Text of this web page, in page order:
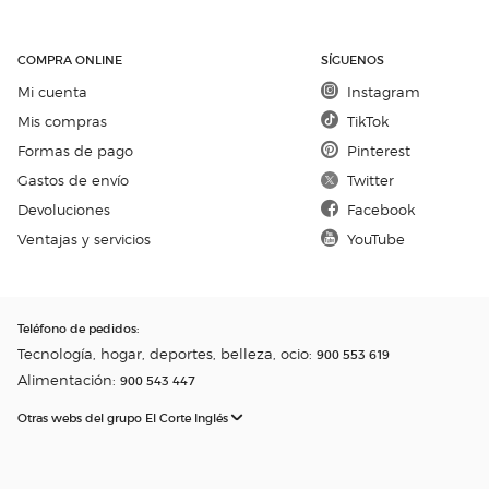
COMPRA ONLINE
Mi cuenta
Mis compras
Formas de pago
Gastos de envío
Devoluciones
Ventajas y servicios
SÍGUENOS
Instagram
TikTok
Pinterest
Twitter
Facebook
YouTube
Teléfono de pedidos:
Tecnología, hogar, deportes, belleza, ocio: 900 553 619
Alimentación: 900 543 447
Otras webs del grupo El Corte Inglés